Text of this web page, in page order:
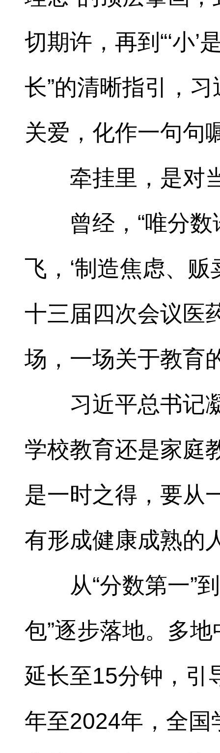
切期许，再到“‘小
长”的清晰指引，
关爱，化作一句句
牵挂里，是对
曾经，“唯分
飞，‘制造焦虑、
十三届四次会议医
场，一场关于教育
习近平总书记
学校教育还是家庭
是一时之得，要从
有形成健康成熟的
从“分数第一”
包”逐步落地。多
延长至15分钟，引
年至2024年，全